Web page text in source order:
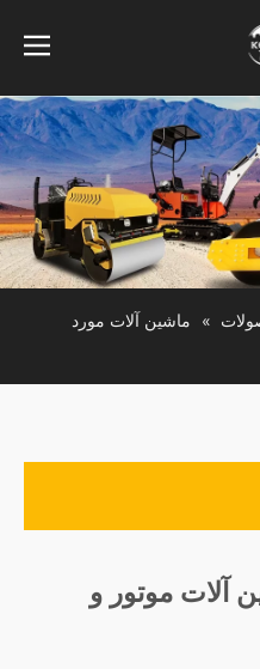
» ماشین آلات مورد
آلات موتور و